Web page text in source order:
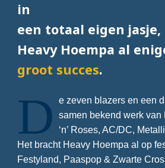
in
een totaal eigen
Heavy Hoempa al
groot succes.
D
e zeven blazers en een
samen bekend werk van
‘n’ Roses, AC/DC,
Het bracht Heavy Hoempa al op
Festyland, Paaspop & Zwarte